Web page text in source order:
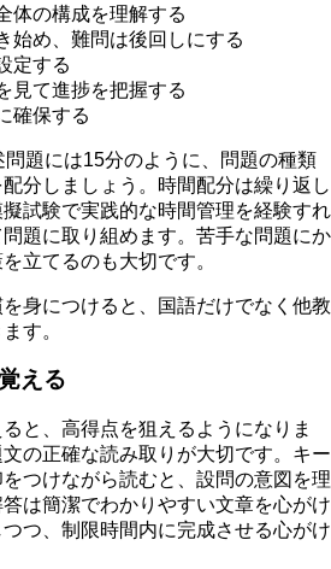
体の構成を理解する
始め、難問は後回しにする
定する
見て進捗を把握する
確保する
題には15分のように、問題の種類
分しましょう。時間配分は繰り返し
試験で実践的な時間管理を経験すれ
題に取り組めます。苦手な問題にか
立てるのも大切です。
身につけると、国語だけでなく他教
す。
える
と、高得点を狙えるようになりま
の正確な読み取りが大切です。キー
つけながら読むと、設問の意図を理
は簡潔でわかりやすい文章を心がけ
つ、制限時間内に完成させる心がけ